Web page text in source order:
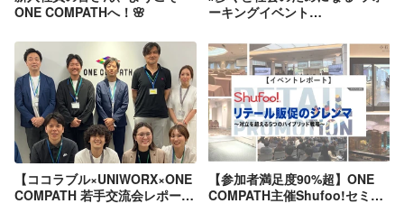
ONE COMPATHへ！🌸
ーキングイベント
ャリティ＆参加者募集開始
【ココラブル×UNIWORX×ONE
COMPATH 若手交流会レポー
【参加者満足度90%超】ONE
COMPATH主催Shufoo!セミナ